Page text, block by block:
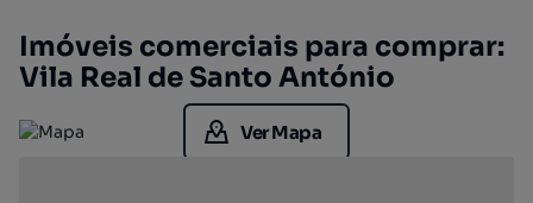
Imóveis comerciais para comprar:
Vila Real de Santo António
Ver Mapa